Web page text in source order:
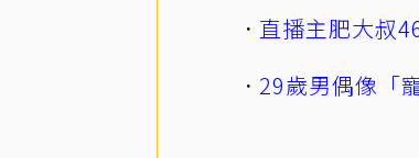
直播主肥大叔
29歲男偶像「